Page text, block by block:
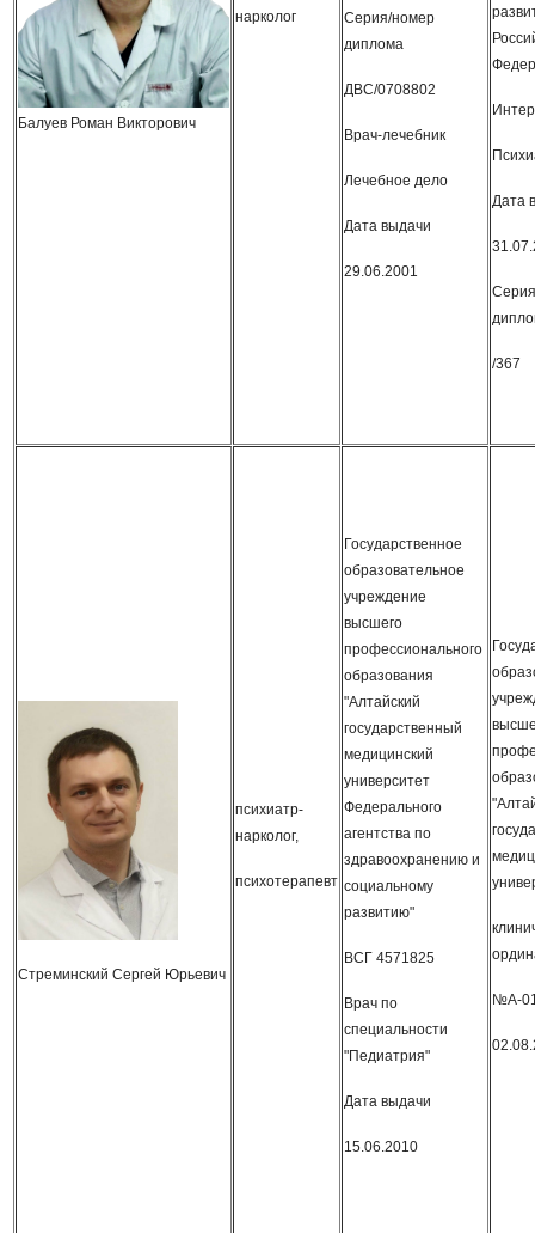
Балуев Роман Викторович
нарколог
Серия/номер
диплома
ДВС/0708802
Врач-лечебник
Лечебное дело
Дата выдачи
29.06.2001
Дата
/367
Стреминский Сергей Юрьевич
психиатр-
нарколог,
психотерапевт
Государственное
образовательное
учреждение
высшего
профессионального
образования
"Алтайский
государственный
медицинский
университет
Федерального
агентства по
здравоохранению и
социальному
развитию"
ВСГ 4571825
Врач по
специальности
"Педиатрия"
Дата выдачи
15.06.2010
№А-